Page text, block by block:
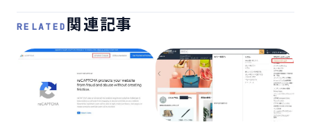
RELATED 関連記事